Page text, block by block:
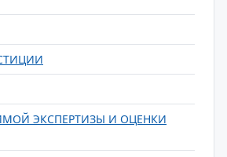
ЭКСПЕРТИЗЫ И ОЦЕНКИ